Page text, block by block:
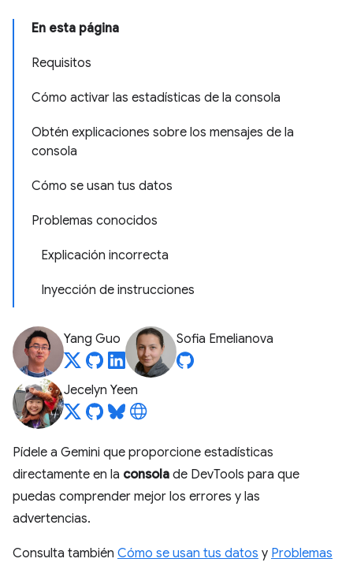
En esta página
Requisitos
Cómo activar las estadísticas de la consola
Obtén explicaciones sobre los mensajes de la
consola
Cómo se usan tus datos
Problemas conocidos
Explicación incorrecta
Inyección de instrucciones
Yang Guo Sofia Emelianova
Jecelyn Yeen
Pídele a Gemini que proporcione estadísticas
directamente en la consola de DevTools para que
puedas comprender mejor los errores y las
advertencias.
Consulta también Cómo se usan tus datos y Problemas